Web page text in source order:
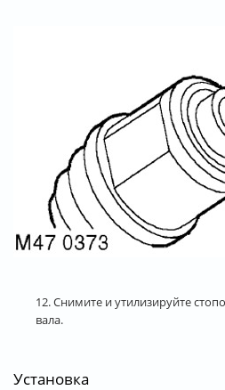
12. Снимите и утилизируйте
вала.
Установка